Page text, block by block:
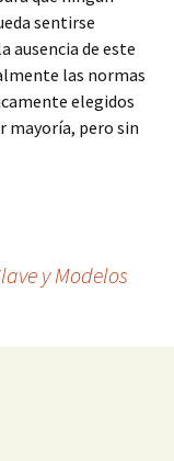
sentirse
ausencia de este
las normas
elegidos
mayoría, pero sin
y Modelos